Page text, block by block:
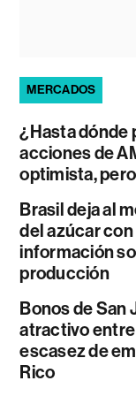
MERCADOS
¿Hasta dónde
acciones de
optimista,
Brasil deja al
del azúcar
información
producción
Bonos de San
atractivo
escasez de
Rico